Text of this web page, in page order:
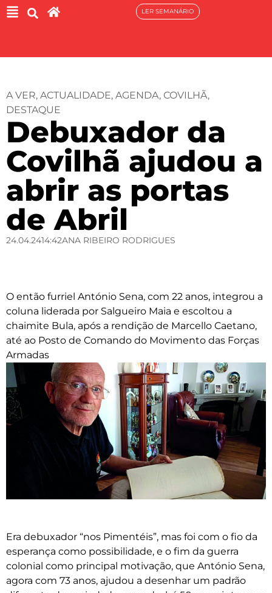
LER SEMANÁRIO
A VER, ACTUALIDADE, AGENDA, COVILHÃ,
DESTAQUE
Debuxador da
Covilhã ajudou a
abrir as portas
de Abril
24.04.2414:42ANA RIBEIRO RODRIGUES
O então furriel António Sena, com 22 anos, integrou a
coluna liderada por Salgueiro Maia e escoltou a
chaimite Bula, após a rendição de Marcello Caetano,
até ao Posto de Comando do Movimento das Forças
Armadas
Era debuxador “nos Pimentéis”, mas foi com o fio da
esperança como possibilidade, e o fim da guerra
colonial como principal motivação, que António Sena,
agora com 73 anos, ajudou a desenhar um padrão